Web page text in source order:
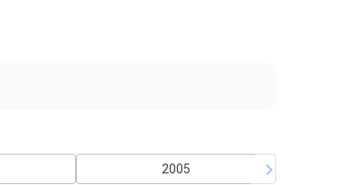
2005